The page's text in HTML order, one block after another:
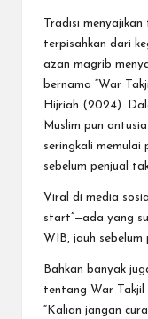
Tradisi
terpisahkan dari
azan magrib
bernama “War
Hijriah (2024).
Muslim pun
seringkali memulai
sebelum penjual
Viral di media
start”—ada yang
WIB, jauh
Bahkan banyak
tentang War Takjil
“Kalian jangan